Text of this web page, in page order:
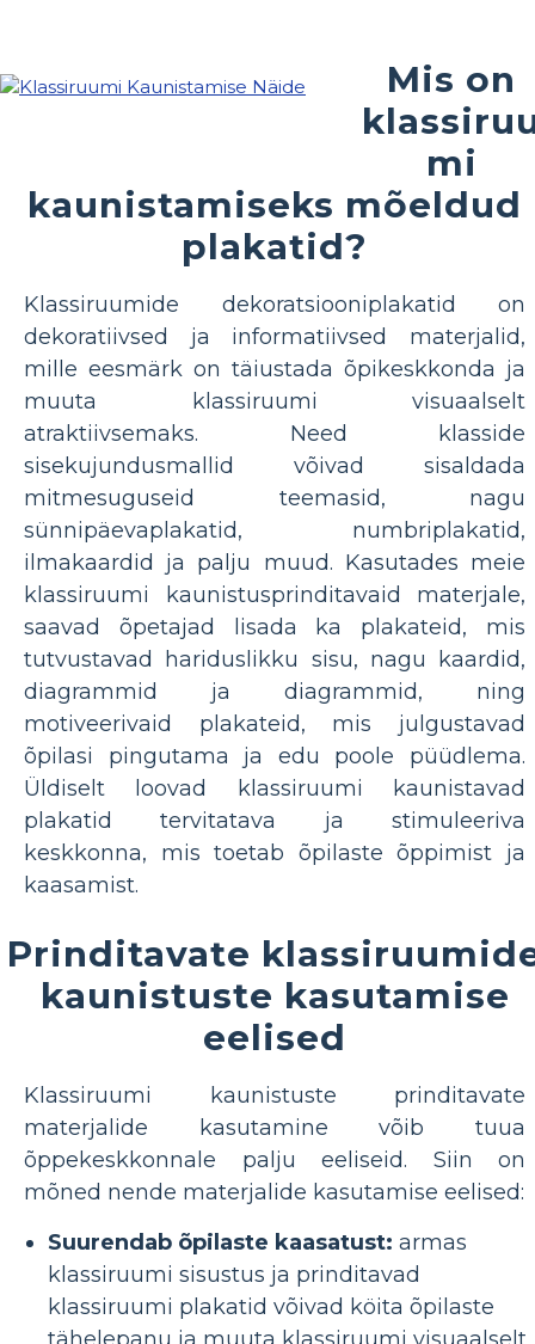
Mis on
mi
kaunistamiseks mõeldud
plakatid?
Klassiruumide dekoratsiooniplakatid on
dekoratiivsed ja informatiivsed materjalid,
mille eesmärk on täiustada õpikeskkonda ja
muuta klassiruumi visuaalselt
atraktiivsemaks. Need klasside
sisekujundusmallid võivad sisaldada
mitmesuguseid teemasid, nagu
sünnipäevaplakatid, numbriplakatid,
ilmakaardid ja palju muud. Kasutades meie
klassiruumi kaunistusprinditavaid materjale,
saavad õpetajad lisada ka plakateid, mis
tutvustavad hariduslikku sisu, nagu kaardid,
diagrammid ja diagrammid, ning
motiveerivaid plakateid, mis julgustavad
õpilasi pingutama ja edu poole püüdlema.
Üldiselt loovad klassiruumi kaunistavad
plakatid tervitatava ja stimuleeriva
keskkonna, mis toetab õpilaste õppimist ja
kaasamist.
Prinditavate
kaunistuste kasutamise
eelised
Klassiruumi kaunistuste prinditavate
materjalide kasutamine võib tuua
õppekeskkonnale palju eeliseid. Siin on
mõned nende materjalide kasutamise eelised:
Suurendab õpilaste kaasatust: armas
klassiruumi sisustus ja prinditavad
klassiruumi plakatid võivad köita õpilaste